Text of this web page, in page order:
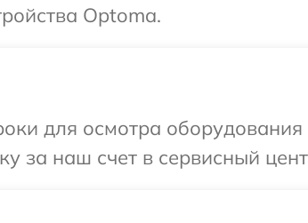
Optoma.
для осмотра оборудования
за наш счет в сервисный